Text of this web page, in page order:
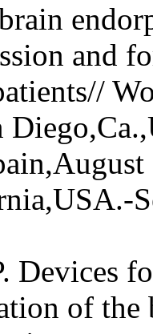
and
Devices
of the